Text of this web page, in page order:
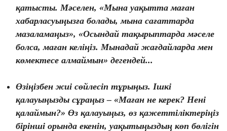
қатысты. Мәселен, «Мына уақытта маған
хабарласуыңызға болады, мына сағаттарда
мазаламаңыз», «Осындай тақырыптарда мәселе
болса, маған келіңіз. Мынадай жағдайларда мен
көмектесе алмаймын» дегендей...
Өзіңізбен жиі сөйлесіп тұрыңыз. Ішкі
қалауыңызды сұраңыз – «Маған не керек? Нені
қалаймын?» Өз қалауыңыз, өз қажеттіліктеріңіз
бірінші орында екенін, уақытыңыздың көп бөлігін